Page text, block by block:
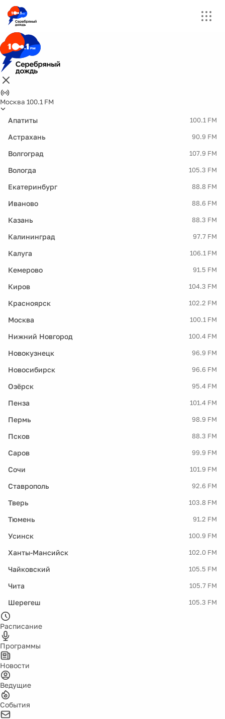
Москва 100.1 FM
Апатиты 100.1 FM
Астрахань 90.9 FM
Волгоград 107.9 FM
Вологда 105.3 FM
Екатеринбург 88.8 FM
Иваново 88.6 FM
Казань 88.3 FM
Калининград 97.7 FM
Калуга 106.1 FM
Кемерово 91.5 FM
Киров 104.3 FM
Красноярск 102.2 FM
Москва 100.1 FM
Нижний Новгород 100.4 FM
Новокузнецк 96.9 FM
Новосибирск 96.6 FM
Озёрск 95.4 FM
Пенза 101.4 FM
Пермь 98.9 FM
Псков 88.3 FM
Саров 99.9 FM
Сочи 101.9 FM
Ставрополь 92.6 FM
Тверь 103.8 FM
Тюмень 91.2 FM
Усинск 100.9 FM
Ханты-Мансийск 102.0 FM
Чайковский 105.5 FM
Чита 105.7 FM
Шерегеш 105.3 FM
Расписание
Программы
Новости
Ведущие
События